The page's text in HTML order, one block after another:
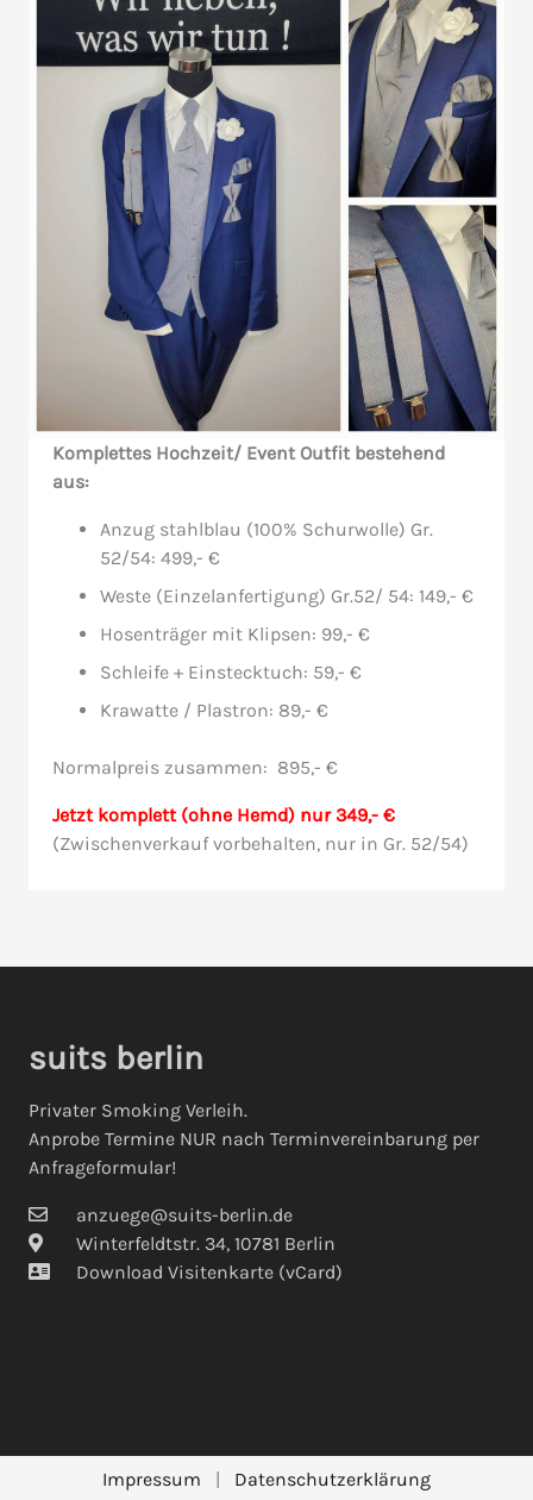
Komplettes Hochzeit/ Event Outfit bestehend
aus:
Anzug stahlblau (100% Schurwolle) Gr.
52/54: 499,- €
Weste (Einzelanfertigung) Gr.52/ 54: 149,- €
Hosenträger mit Klipsen: 99,- €
Schleife + Einstecktuch: 59,- €
Krawatte / Plastron: 89,- €
Normalpreis zusammen: 895,- €
Jetzt komplett (ohne Hemd) nur 349,- €
(Zwischenverkauf vorbehalten, nur in Gr. 52/54)
suits berlin
Privater Smoking Verleih.
Anprobe Termine NUR nach Terminvereinbarung per
Anfrageformular!
anzuege@suits-berlin.de
Winterfeldtstr. 34, 10781 Berlin
Download Visitenkarte (vCard)
Impressum | Datenschutzerklärung